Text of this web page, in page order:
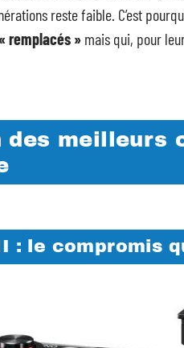
reste faible. C’est
remplacés » mais qui, pour
des meilleurs
: le compromis